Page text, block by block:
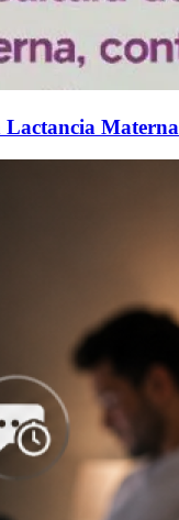
Lactancia Materna